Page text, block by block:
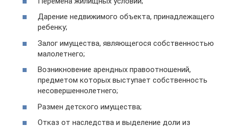
Дарение недвижимого объекта, принадлежащего
ребенку;
Залог имущества, являющегося собственностью
малолетнего;
Возникновение арендных правоотношений,
предметом которых выступает собственность
несовершеннолетнего;
Размен детского имущества;
Отказ от наследства и выделение доли из